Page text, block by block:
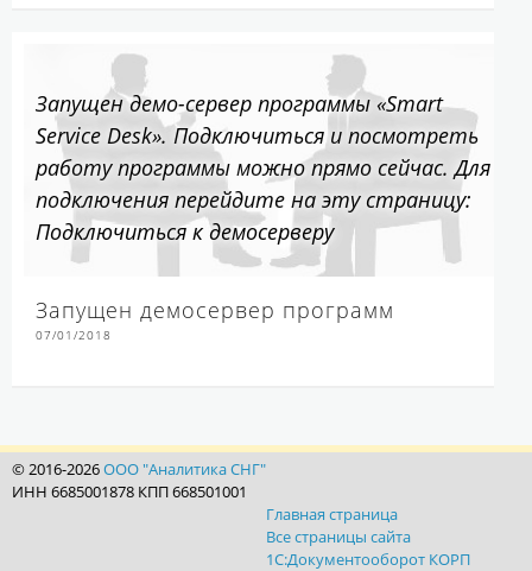
Запущен демо-сервер программы «Smart
Service Desk». Подключиться и посмотреть
работу программы можно прямо сейчас. Для
подключения перейдите на эту страницу:
Подключиться к демосерверу
Запущен демосервер программ
07/01/2018
© 2016-2026ООО "Аналитика СНГ"
ИНН 6685001878 КПП 668501001
Главная страница
Все страницы сайта
1С:Документооборот КОРП